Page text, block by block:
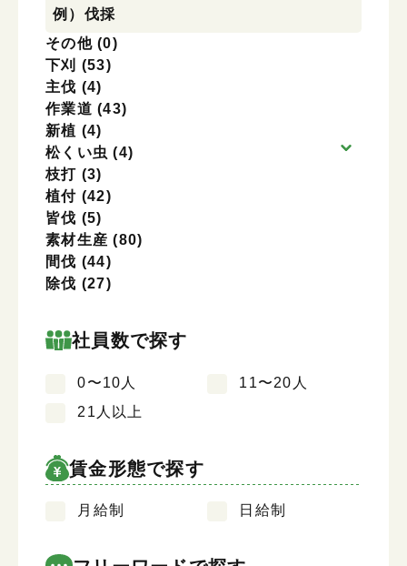
例）伐採
その他 (0)
下刈
(53)
主伐 (4)
作業道 (43)
新植 (4)
松くい虫 (4)
枝打 (3)
植付 (42)
皆伐 (5)
素材生産 (80)
間伐 (44)
除伐 (27)
社員数で探す
0〜10人
11〜20人
21人以上
賃金形態で探す
月給制 日給制
キーワード検索